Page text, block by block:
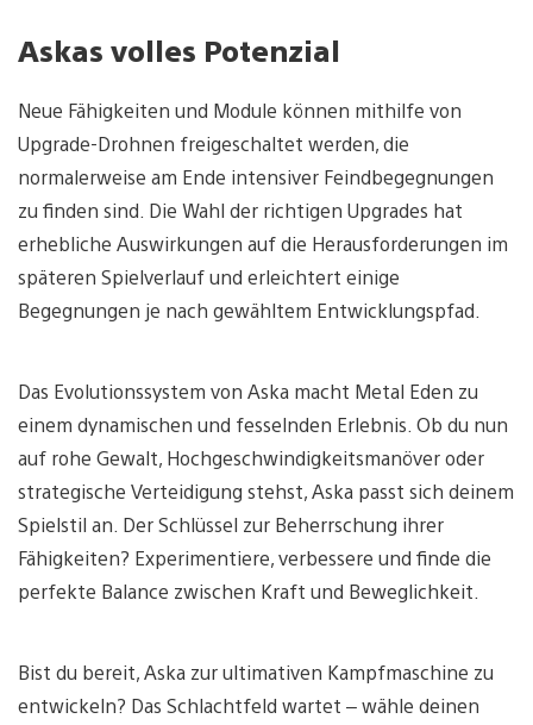
Askas volles Potenzial
Neue Fähigkeiten und Module können mithilfe von
Upgrade-Drohnen freigeschaltet werden, die
normalerweise am Ende intensiver Feindbegegnungen
zu finden sind. Die Wahl der richtigen Upgrades hat
erhebliche Auswirkungen auf die Herausforderungen im
späteren Spielverlauf und erleichtert einige
Begegnungen je nach gewähltem Entwicklungspfad.
Das Evolutionssystem von Aska macht Metal Eden zu
einem dynamischen und fesselnden Erlebnis. Ob du nun
auf rohe Gewalt, Hochgeschwindigkeitsmanöver oder
strategische Verteidigung stehst, Aska passt sich deinem
Spielstil an. Der Schlüssel zur Beherrschung ihrer
Fähigkeiten? Experimentiere, verbessere und finde die
perfekte Balance zwischen Kraft und Beweglichkeit.
Bist du bereit, Aska zur ultimativen Kampfmaschine zu
entwickeln? Das Schlachtfeld wartet – wähle deinen